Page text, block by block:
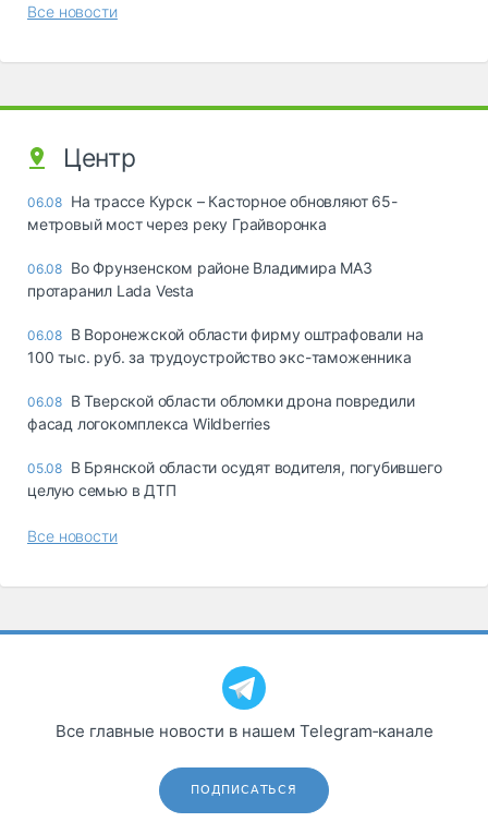
Все новости
Центр
06.08 На трассе Курск – Касторное обновляют 65-
метровый мост через реку Грайворонка
06.08 Во Фрунзенском районе Владимира МАЗ
протаранил Lada Vesta
06.08 В Воронежской области фирму оштрафовали на
100 тыс. руб. за трудоустройство экс-таможенника
06.08 В Тверской области обломки дрона повредили
фасад логокомплекса Wildberries
05.08 В Брянской области осудят водителя, погубившего
целую семью в ДТП
Все новости
Все главные новости в нашем Telegram‑канале
ПОДПИСАТЬСЯ